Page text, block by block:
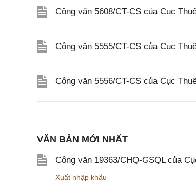
Công văn 5608/CT-CS của Cục
Công văn 5555/CT-CS của Cục
Công văn 5556/CT-CS của Cục
VĂN BẢN MỚI NHẤT
Công văn 19363/CHQ-GSQL của
Xuất nhập khẩu